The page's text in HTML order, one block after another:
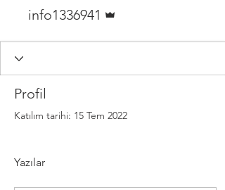
info1336941
Profil
Katılım tarihi: 15 Tem 2022
Yazılar